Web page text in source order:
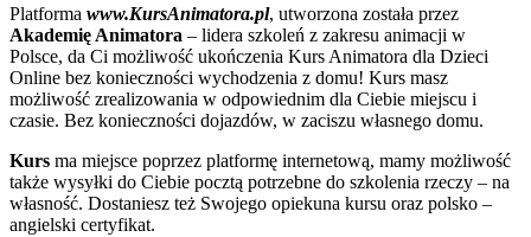
Platforma www.KursAnimatora.pl, utworzona została przez
Akademię Animatora – lidera szkoleń z zakresu animacji w
Polsce, da Ci możliwość ukończenia Kurs Animatora dla Dzieci
Online bez konieczności wychodzenia z domu! Kurs masz
możliwość zrealizowania w odpowiednim dla Ciebie miejscu i
czasie. Bez konieczności dojazdów, w zaciszu własnego domu.
Kurs ma miejsce poprzez platformę internetową, mamy możliwość
także wysyłki do Ciebie pocztą potrzebne do szkolenia rzeczy – na
własność. Dostaniesz też Swojego opiekuna kursu oraz polsko –
angielski certyfikat.